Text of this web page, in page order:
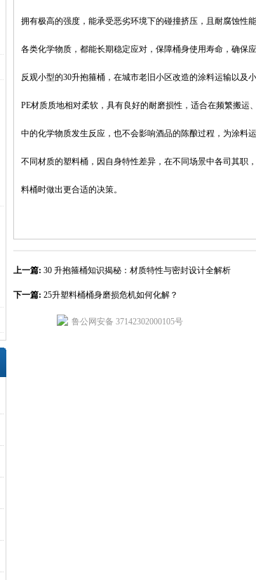
拥有极高的强度，能承受恶劣环境下的碰撞挤压，且耐腐蚀性
各类化学物质，都能长期稳定应对，保障桶身使用寿命，确保
反观小型的30升抱箍桶，在城市老旧小区改造的涂料运输以及
PE材质质地相对柔软，具有良好的耐磨损性，适合在频繁搬
中的化学物质发生反应，也不会影响酒品的陈酿过程，为涂料
不同材质的塑料桶，因自身特性差异，在不同场景中各司其职
料桶时做出更合适的决策。
上一篇: 30 升抱箍桶知识揭秘：材质特性与密封设计全解析
下一篇: 25升塑料桶桶身磨损危机如何化解？​
鲁公网安备 37142302000105号